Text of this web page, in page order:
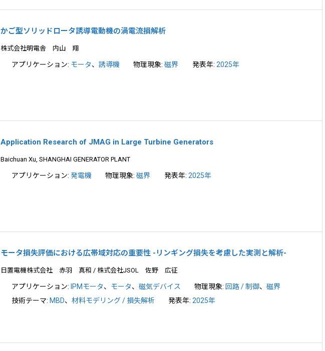
かご型ソリッドロータ誘導電動機の渦電流損解析
株式会社明電舎 内山 翔
アプリケーション: モータ、 誘導機 物理現象:磁界 発表年: 2025年
Application Research of JMAG in Large Turbine Generators
Baichuan Xu, SHANGHAI GENERATOR PLANT
アプリケーション: 発電機 物理現象:磁界 発表年: 2025年
モータ損失評価における広帯域対応の重要性 -リンギング損失を考慮した実測と解析-
日置電機株式会社 赤羽 真和 / 株式会社JSOL 佐野 広征
アプリケーション: IPMモータ、 モータ、 磁気デバイス 物理現象: 回路 / 制御、磁界
技術テーマ: MBD、 材料モデリング / 損失解析 発表年:2025年